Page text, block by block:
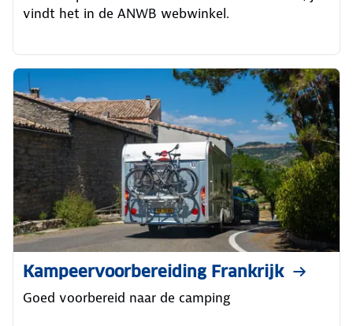
vindt het in de ANWB webwinkel.
Kampeervoorbereiding Frankrijk
Goed voorbereid naar de camping